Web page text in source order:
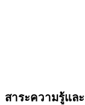
สาระความรู้แล